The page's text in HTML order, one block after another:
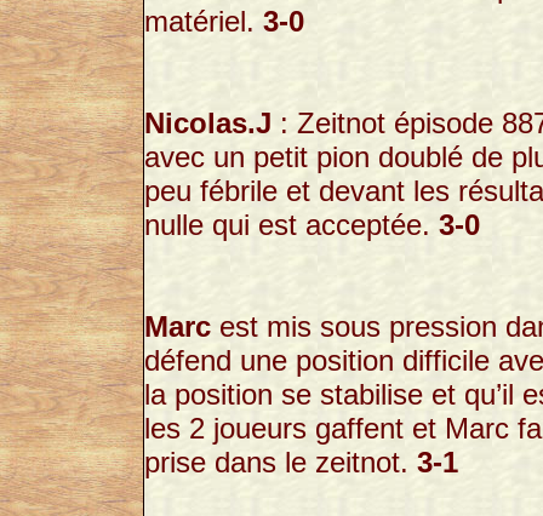
matériel. 3-0
Nicolas.J : Zeitnot épisode
avec un petit pion doublé de
peu fébrile et devant les
nulle qui est acceptée. 3-0
Marc est mis sous pression
défend une position difficile
la position se stabilise et qu’il
les 2 joueurs gaffent et Marc
prise dans le zeitnot. 3-1